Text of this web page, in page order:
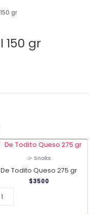
gr
150 gr
🥠 Snaks
De Todito Queso 275 gr
$3500